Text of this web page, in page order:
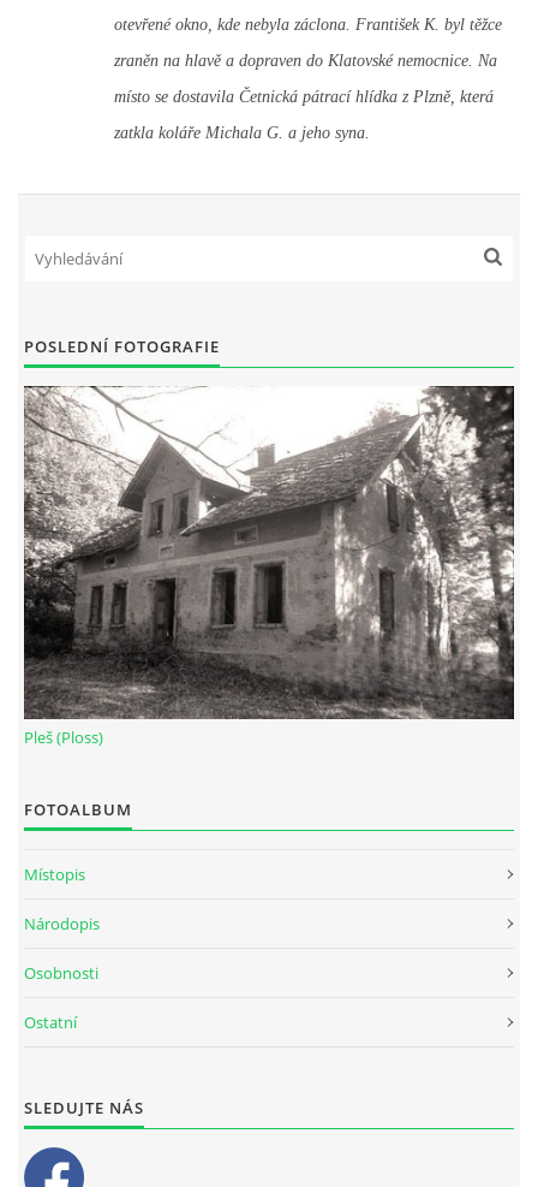
otevřené okno, kde nebyla záclona. František K. byl těžce
zraněn na hlavě a dopraven do Klatovské nemocnice. Na
místo se dostavila Četnická pátrací hlídka z Plzně, která
zatkla koláře Michala G. a jeho syna.
POSLEDNÍ FOTOGRAFIE
Pleš (Ploss)
FOTOALBUM
Místopis
Národopis
Osobnosti
Ostatní
SLEDUJTE NÁS